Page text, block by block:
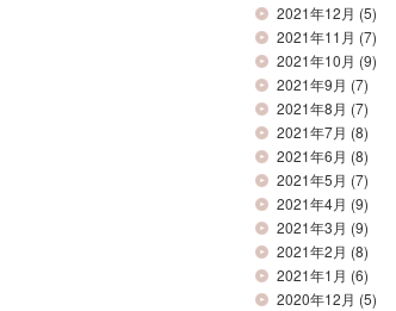
2021年12月 (5)
2021年11月 (7)
2021年10月 (9)
2021年9月 (7)
2021年8月 (7)
2021年7月 (8)
2021年6月 (8)
2021年5月 (7)
2021年4月 (9)
2021年3月 (9)
2021年2月 (8)
2021年1月 (6)
2020年12月 (5)